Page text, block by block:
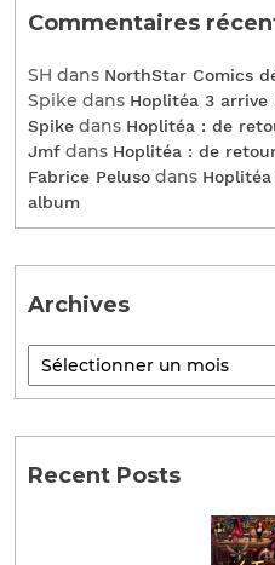
Commentaires
SH dans NorthStar Comics
Spike dans Hoplitéa 3 arrive
Spike dans Hoplitéa : de
Jmf dans Hoplitéa : de
Fabrice Peluso dans
album
Archives
Recent Posts